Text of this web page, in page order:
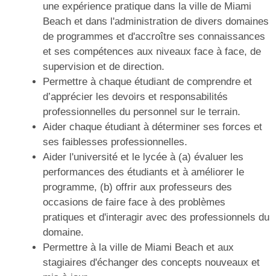
une expérience pratique dans la ville de Miami
Beach et dans l'administration de divers domaines
de programmes et d'accroître ses connaissances
et ses compétences aux niveaux face à face, de
supervision et de direction.
Permettre à chaque étudiant de comprendre et
d’apprécier les devoirs et responsabilités
professionnelles du personnel sur le terrain.
Aider chaque étudiant à déterminer ses forces et
ses faiblesses professionnelles.
Aider l'université et le lycée à (a) évaluer les
performances des étudiants et à améliorer le
programme, (b) offrir aux professeurs des
occasions de faire face à des problèmes
pratiques et d'interagir avec des professionnels du
domaine.
Permettre à la ville de Miami Beach et aux
stagiaires d'échanger des concepts nouveaux et